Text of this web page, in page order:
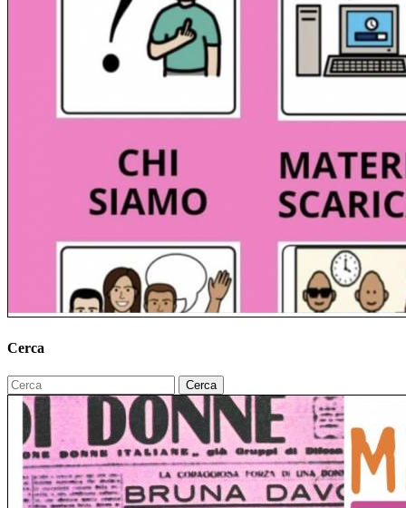
Cerca